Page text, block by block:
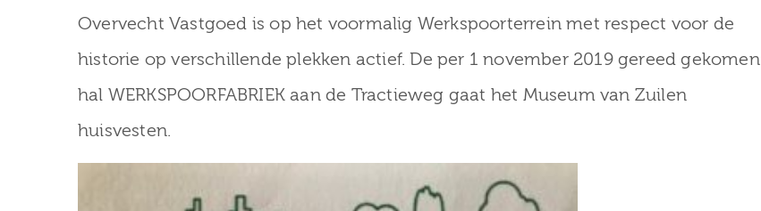
Overvecht Vastgoed is op het voormalig Werkspoorterrein met respect voor de
historie op verschillende plekken actief. De per 1 november 2019 gereed gekomen
hal WERKSPOORFABRIEK aan de Tractieweg gaat het Museum van Zuilen
huisvesten.